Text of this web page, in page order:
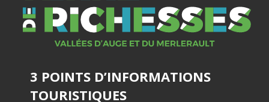
3 POINTS D’INFORMATIONS
TOURISTIQUES